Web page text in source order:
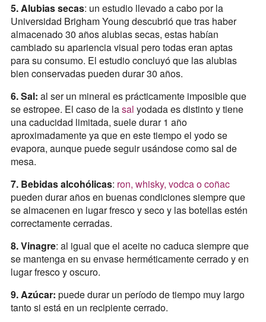
5. Alubias secas: un estudio llevado a cabo por la
Universidad Brigham Young descubrió que tras haber
almacenado 30 años alubias secas, estas habían
cambiado su apariencia visual pero todas eran aptas
para su consumo. El estudio concluyó que las alubias
bien conservadas pueden durar 30 años.
6. Sal: al ser un mineral es prácticamente imposible que
se estropee. El caso de lasal yodada es distinto y tiene
una caducidad limitada, suele durar 1 año
aproximadamente ya que en este tiempo el yodo se
evapora, aunque puede seguir usándose como sal de
mesa.
7. Bebidas alcohólicas: ron, whisky, vodca o coñac
pueden durar años en buenas condiciones siempre que
se almacenen en lugar fresco y seco y las botellas estén
correctamente cerradas.
8. Vinagre: al igual que el aceite no caduca siempre que
se mantenga en su envase herméticamente cerrado y en
lugar fresco y oscuro.
9. Azúcar: puede durar un período de tiempo muy largo
tanto si está en un recipiente cerrado.